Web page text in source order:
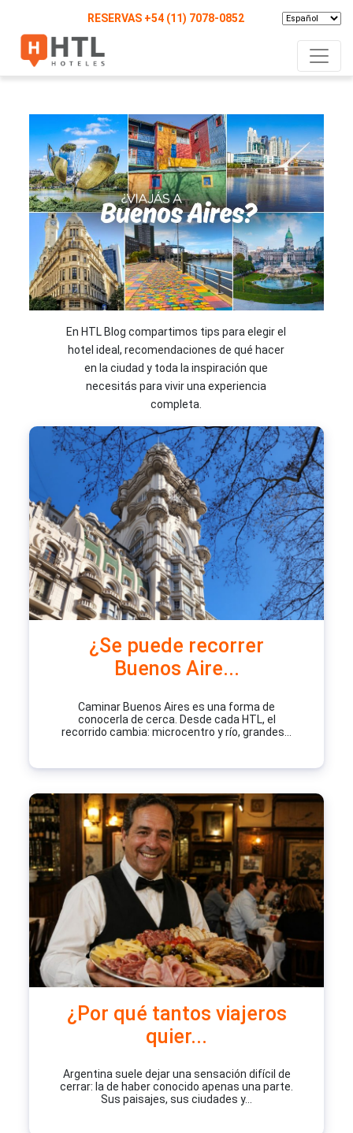
RESERVAS +54 (11) 7078-0852
En HTL Blog compartimos tips para elegir el
hotel ideal, recomendaciones de qué hacer
en la ciudad y toda la inspiración que
necesitás para vivir una experiencia
completa.
¿Se puede recorrer
Buenos Aire...
Caminar Buenos Aires es una forma de
conocerla de cerca. Desde cada HTL, el
recorrido cambia: microcentro y río, grandes...
¿Por qué tantos viajeros
quier...
Argentina suele dejar una sensación difícil de
cerrar: la de haber conocido apenas una parte.
Sus paisajes, sus ciudades y...